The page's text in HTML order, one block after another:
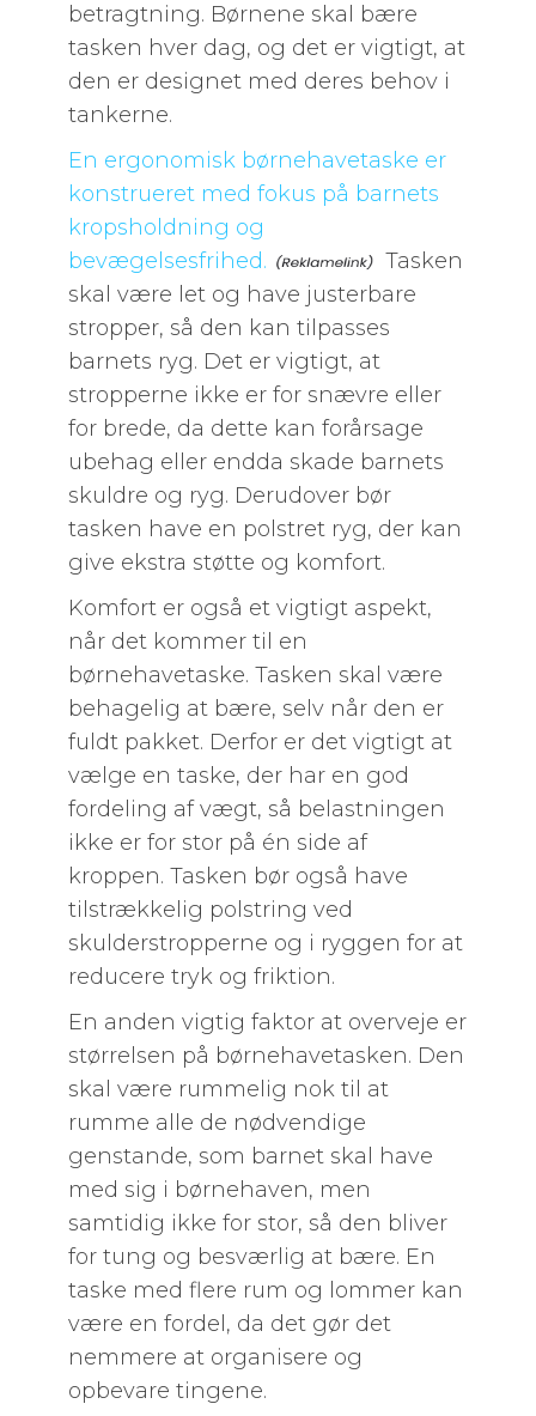
betragtning. Børnene skal bære
tasken hver dag, og det er vigtigt, at
den er designet med deres behov i
tankerne.
En ergonomisk børnehavetaske er
konstrueret med fokus på barnets
kropsholdning og
bevægelsesfrihed.
Tasken
skal være let og have justerbare
stropper, så den kan tilpasses
barnets ryg. Det er vigtigt, at
stropperne ikke er for snævre eller
for brede, da dette kan forårsage
ubehag eller endda skade barnets
skuldre og ryg. Derudover bør
tasken have en polstret ryg, der kan
give ekstra støtte og komfort.
Komfort er også et vigtigt aspekt,
når det kommer til en
børnehavetaske. Tasken skal være
behagelig at bære, selv når den er
fuldt pakket. Derfor er det vigtigt at
vælge en taske, der har en god
fordeling af vægt, så belastningen
ikke er for stor på én side af
kroppen. Tasken bør også have
tilstrækkelig polstring ved
skulderstropperne og i ryggen for at
reducere tryk og friktion.
En anden vigtig faktor at overveje er
størrelsen på børnehavetasken. Den
skal være rummelig nok til at
rumme alle de nødvendige
genstande, som barnet skal have
med sig i børnehaven, men
samtidig ikke for stor, så den bliver
for tung og besværlig at bære. En
taske med flere rum og lommer kan
være en fordel, da det gør det
nemmere at organisere og
opbevare tingene.